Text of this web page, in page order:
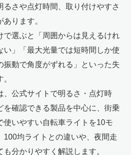
るさや点灯時間、取り付けやすさ
ります。
で選ぶと「周囲からは見えるけれ
い」「最大光量では短時間しか使
振動で角度がずれる」といった失
、公式サイトで明るさ・点灯時
を確認できる製品を中心に、街乗
使いやすい自転車ライトを10モ
100均ライトとの違いや、夜間走
分かりやすく解説します。